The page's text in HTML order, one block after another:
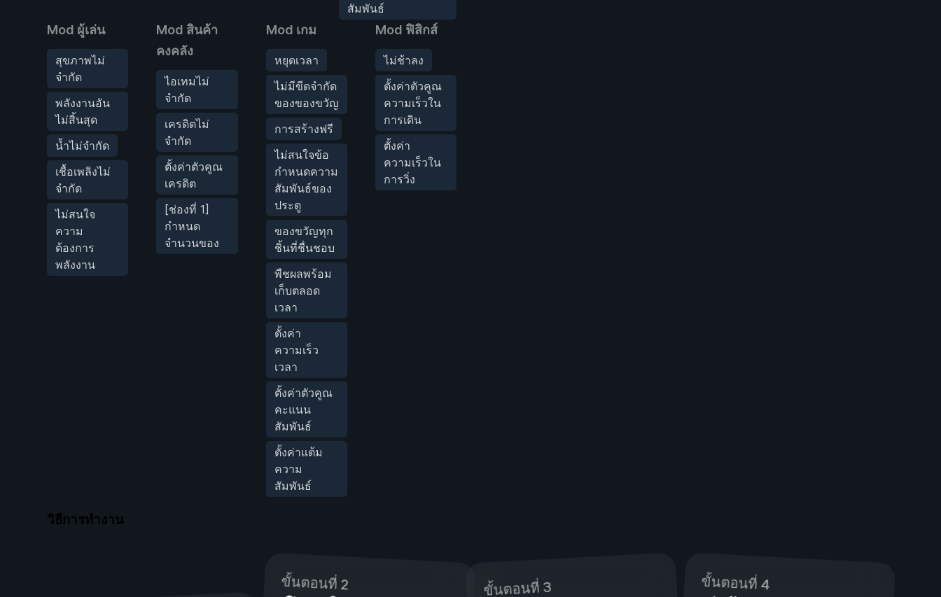
สัมพันธ์
Mod ผู้เล่น
สุขภาพไม่
จำกัด
พลังงานอัน
ไม่สิ้นสุด
น้ำไม่จำกัด
เชื้อเพลิงไม่
จำกัด
ไม่สนใจ
ความ
ต้องการ
พลังงาน
Mod สินค้า
คงคลัง
ไอเทมไม่
จำกัด
เครดิตไม่
จำกัด
ตั้งค่าตัวคูณ
เครดิต
[ช่องที่ 1]
กำหนด
จำนวนของ
Mod เกม
หยุดเวลา
ไม่มีขีดจำกัด
ของของขวัญ
การสร้างฟรี
ไม่สนใจข้อ
กำหนดความ
สัมพันธ์ของ
ประตู
ของขวัญทุก
ชิ้นที่ชื่นชอบ
พืชผลพร้อม
เก็บตลอด
เวลา
ตั้งค่า
ความเร็ว
เวลา
ตั้งค่าตัวคูณ
คะแนน
สัมพันธ์
ตั้งค่าแต้ม
ความ
สัมพันธ์
Mod ฟิสิกส์
ไม่ช้าลง
ตั้งค่าตัวคูณ
ความเร็วใน
การเดิน
ตั้งค่า
ความเร็วใน
การวิ่ง
วิธีการทำงาน
ขั้นตอนที่ 2 ขั้นตอนที่ 3 ขั้นตอนที่ 4